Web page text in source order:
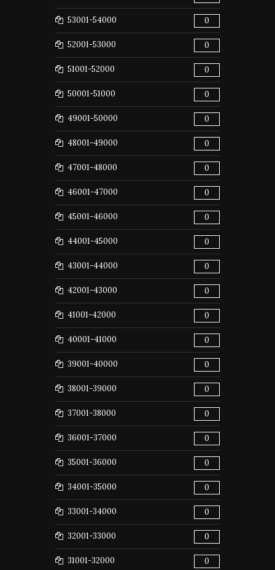
53001-54000 0
52001-53000 0
51001-52000 0
50001-51000 0
49001-50000 0
48001-49000 0
47001-48000 0
46001-47000 0
45001-46000 0
44001-45000 0
43001-44000 0
42001-43000 0
41001-42000 0
40001-41000 0
39001-40000 0
38001-39000 0
37001-38000 0
36001-37000 0
35001-36000 0
34001-35000 0
33001-34000 0
32001-33000 0
31001-32000 0